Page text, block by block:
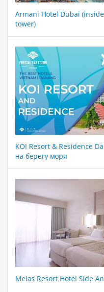
Armani Hotel Dubai
tower)
KOI Resort & Residence
на берегу моря
Melas Resort Hotel Side